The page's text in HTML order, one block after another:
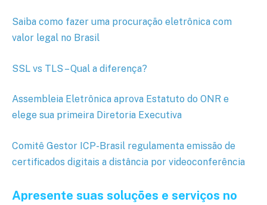
Saiba como fazer uma procuração eletrônica com
valor legal no Brasil
SSL vs TLS – Qual a diferença?
Assembleia Eletrônica aprova Estatuto do ONR e
elege sua primeira Diretoria Executiva
Comitê Gestor ICP-Brasil regulamenta emissão de
certificados digitais a distância por videoconferência
Apresente suas soluções e serviços no